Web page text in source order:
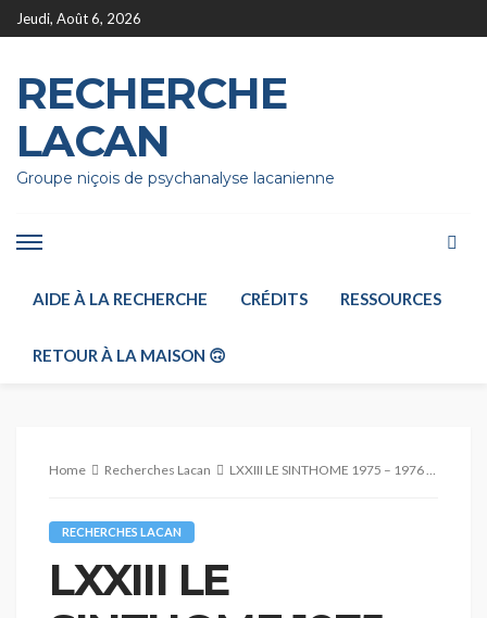
Jeudi, Août 6, 2026
RECHERCHE
LACAN
Groupe niçois de psychanalyse lacanienne
AIDE À LA RECHERCHE CRÉDITS RESSOURCES
RETOUR À LA MAISON 🙃
Home Recherches Lacan LXXIII LE SINTHOME 1975 – 1976 Leçon du 20 Janvier 1976
RECHERCHES LACAN
LXXIII LE